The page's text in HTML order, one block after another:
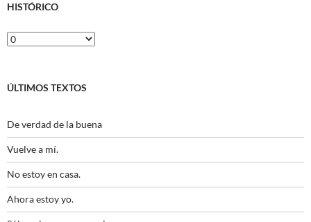
HISTÓRICO
Histórico
ÚLTIMOS TEXTOS
De verdad de la buena
Vuelve a mí.
No estoy en casa.
Ahora estoy yo.